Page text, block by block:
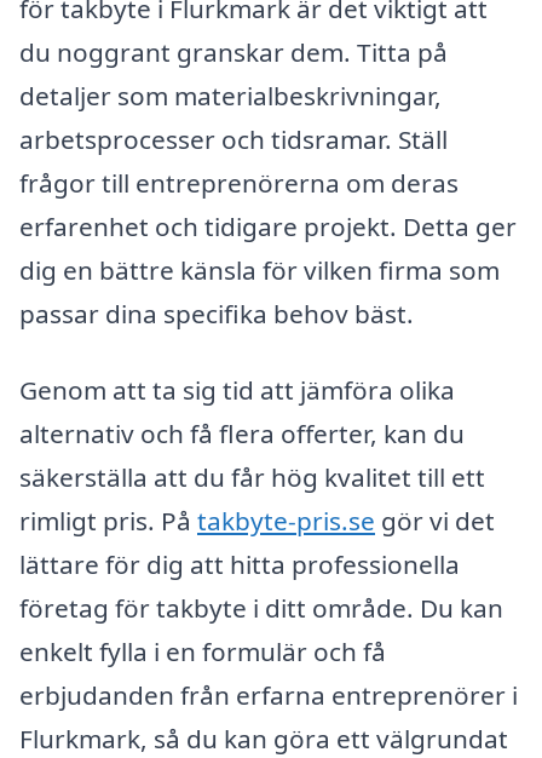
för takbyte i Flurkmark är det viktigt att
du noggrant granskar dem. Titta på
detaljer som materialbeskrivningar,
arbetsprocesser och tidsramar. Ställ
frågor till entreprenörerna om deras
erfarenhet och tidigare projekt. Detta ger
dig en bättre känsla för vilken firma som
passar dina specifika behov bäst.
Genom att ta sig tid att jämföra olika
alternativ och få flera offerter, kan du
säkerställa att du får hög kvalitet till ett
rimligt pris. På takbyte-pris.se gör vi det
lättare för dig att hitta professionella
företag för takbyte i ditt område. Du kan
enkelt fylla i en formulär och få
erbjudanden från erfarna entreprenörer i
Flurkmark, så du kan göra ett välgrundat